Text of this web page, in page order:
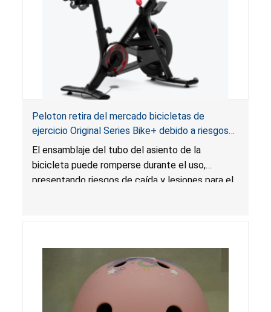
Peloton retira del mercado bicicletas de
ejercicio Original Series Bike+ debido a riesgos
de caída y lesiones
El ensamblaje del tubo del asiento de la
bicicleta puede romperse durante el uso,
presentando riesgos de caída y lesiones para el